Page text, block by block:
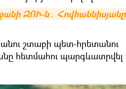
ԶՈՒ-ն․ Հովհաննիսյանը
շտաբի պետ-հրետանու
հետմահու պարգևատրվել